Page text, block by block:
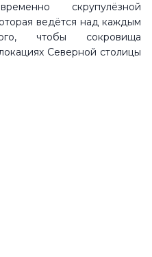
скрупулёзной
ведётся над каждым
чтобы сокровища
Северной столицы